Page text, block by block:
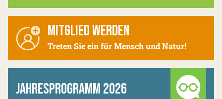
MITGLIED WERDEN
Treten Sie ein für Mensch und Natur!
JAHRESPROGRAMM 2026